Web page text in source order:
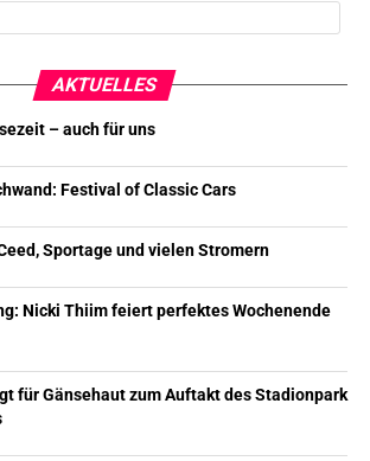
AKTUELLES
– auch für uns
Festival of Classic Cars
Sportage und vielen Stromern
Nicki Thiim feiert perfektes Wochenende
für Gänsehaut zum Auftakt des Stadionpark